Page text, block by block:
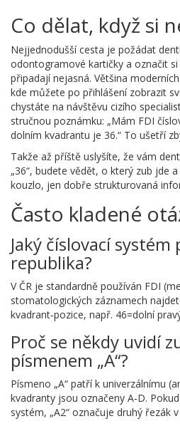
Co dělat, když si
Nejjednodušší cesta je požádat
odontogramové kartičky a označit
připadají nejasná. Většina
kde můžete po přihlášení zobrazit
chystáte na návštěvu cizího
stručnou poznámku: „Mám FDI
dolním kvadrantu je 36.“ To ušetří
Takže až příště uslyšíte, že vám
„36“, budete vědět, o který zub jde
kouzlo, jen dobře strukturovaná
Často kladené
Jaký číslovací systém
republika?
V ČR je standardně používán FDI
stomatologických záznamech
kvadrant‑pozice, např. 46=dolní
Proč se někdy uvidí
písmenem „A“?
Písmeno „A“ patří k univerzálnímu
kvadranty jsou označeny A‑D.
systém, „A2“ označuje druhý řezák